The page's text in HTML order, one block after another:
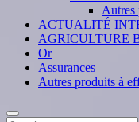
Autres
ACTUALITÉ
AGRICULTURE
Or
Assurances
Autres produits à
Search